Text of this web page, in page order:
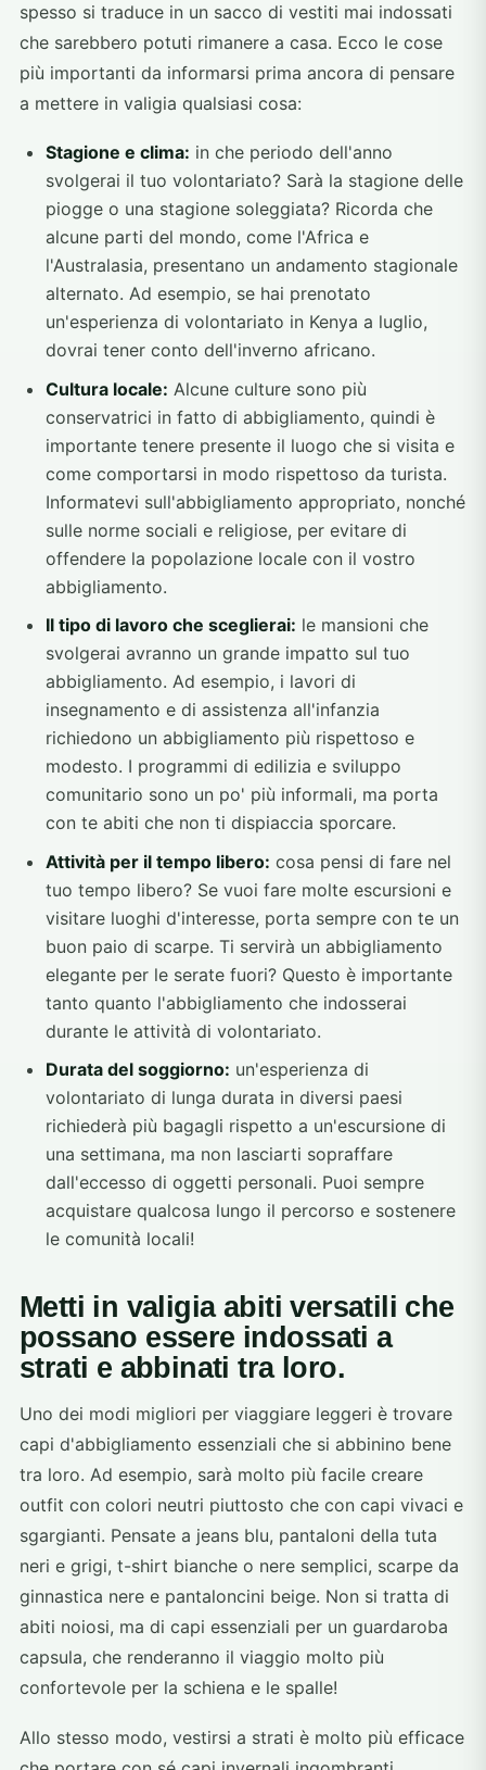
spesso si traduce in un sacco di vestiti mai indossati
che sarebbero potuti rimanere a casa. Ecco le cose
più importanti da informarsi prima ancora di pensare
a mettere in valigia qualsiasi cosa:
Stagione e clima: in che periodo dell'anno
svolgerai il tuo volontariato? Sarà la stagione delle
piogge o una stagione soleggiata? Ricorda che
alcune parti del mondo, come l'Africa e
l'Australasia, presentano un andamento stagionale
alternato. Ad esempio, se hai prenotato
un'esperienza di volontariato in Kenya a luglio,
dovrai tener conto dell'inverno africano.
Cultura locale: Alcune culture sono più
conservatrici in fatto di abbigliamento, quindi è
importante tenere presente il luogo che si visita e
come comportarsi in modo rispettoso da turista.
Informatevi sull'abbigliamento appropriato, nonché
sulle norme sociali e religiose, per evitare di
offendere la popolazione locale con il vostro
abbigliamento.
Il tipo di lavoro che sceglierai: le mansioni che
svolgerai avranno un grande impatto sul tuo
abbigliamento. Ad esempio, i lavori di
insegnamento e di assistenza all'infanzia
richiedono un abbigliamento più rispettoso e
modesto. I programmi di edilizia e sviluppo
comunitario sono un po' più informali, ma porta
con te abiti che non ti dispiaccia sporcare.
Attività per il tempo libero: cosa pensi di fare nel
tuo tempo libero? Se vuoi fare molte escursioni e
visitare luoghi d'interesse, porta sempre con te un
buon paio di scarpe. Ti servirà un abbigliamento
elegante per le serate fuori? Questo è importante
tanto quanto l'abbigliamento che indosserai
durante le attività di volontariato.
Durata del soggiorno: un'esperienza di
volontariato di lunga durata in diversi paesi
richiederà più bagagli rispetto a un'escursione di
una settimana, ma non lasciarti sopraffare
dall'eccesso di oggetti personali. Puoi sempre
acquistare qualcosa lungo il percorso e sostenere
le comunità locali!
Metti in valigia abiti versatili che
possano essere indossati a
strati e abbinati tra loro.
Uno dei modi migliori per viaggiare leggeri è trovare
capi d'abbigliamento essenziali che si abbinino bene
tra loro. Ad esempio, sarà molto più facile creare
outfit con colori neutri piuttosto che con capi vivaci e
sgargianti. Pensate a jeans blu, pantaloni della tuta
neri e grigi, t-shirt bianche o nere semplici, scarpe da
ginnastica nere e pantaloncini beige. Non si tratta di
abiti noiosi, ma di capi essenziali per un guardaroba
capsula, che renderanno il viaggio molto più
confortevole per la schiena e le spalle!
Allo stesso modo, vestirsi a strati è molto più efficace